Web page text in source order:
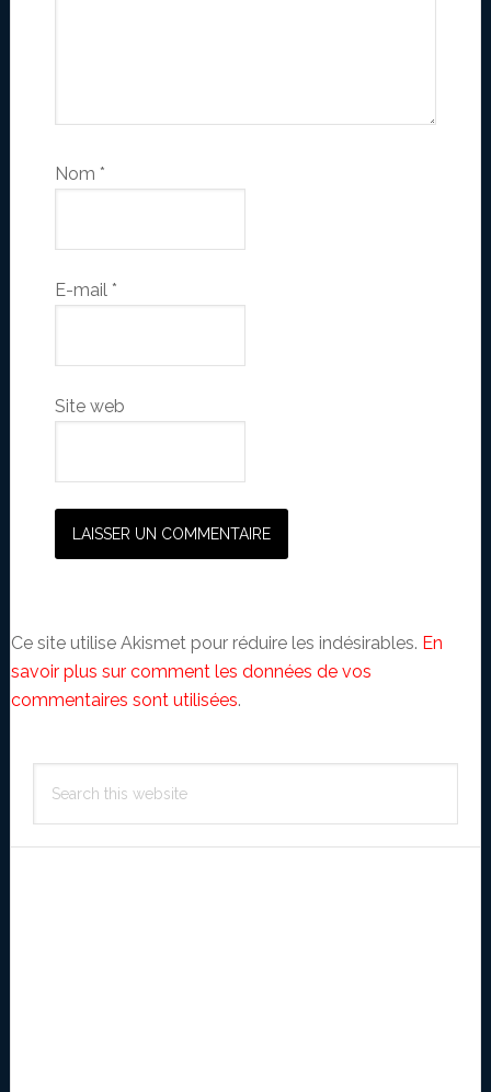
Nom *
E-mail *
Site web
Ce site utilise Akismet pour réduire les indésirables. En
savoir plus sur comment les données de vos
commentaires sont utilisées.
Primary
Sidebar
this